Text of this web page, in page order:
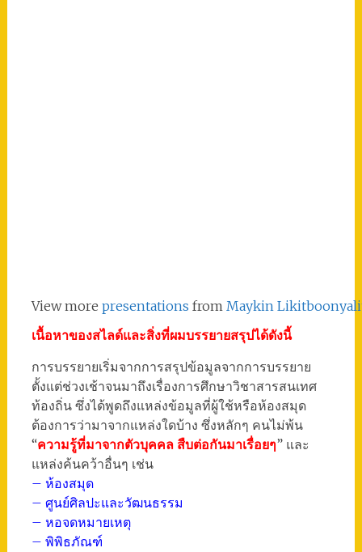
View more presentations from Maykin
เนื้อหาของสไลด์และสิ่งที่ผมบรรยายสรุปได้ดังนี้
การบรรยายเริ่มจากการสรุปข้อมูลจากการบรรยาย
ตั้งแต่ช่วงเช้าจนมาถึงเรื่องการศึกษาวิชาสารสนเทศ
ท้องถิ่น ซึ่งได้พูดถึงแหล่งข้อมูลที่ผู้ใช้หรือห้องสมุด
ต้องการว่ามาจากแหล่งใดบ้าง ซึ่งหลักๆ คนไม่พ้น
“ความรู้ที่มาจากตัวบุคคล สืบต่อกันมาเรื่อยๆ” และ
แหล่งค้นคว้าอื่นๆ เช่น
– ห้องสมุด
– ศูนย์ศิลปะและวัฒนธรรม
– หอจดหมายเหตุ
– พิพิธภัณฑ์